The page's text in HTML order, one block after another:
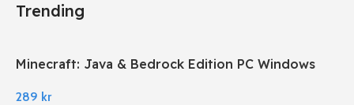
Trending
Minecraft: Java & Bedrock Edition PC Windows
289 kr